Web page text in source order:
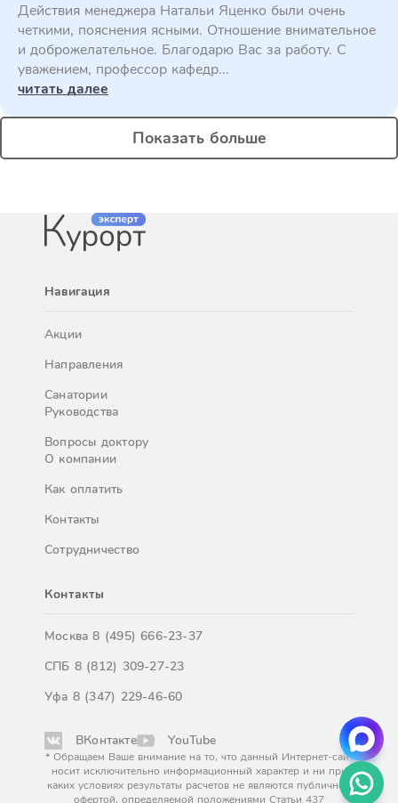
Действия менеджера Натальи Яценко были очень
четкими, пояснения ясными. Отношение внимательное
и доброжелательное. Благодарю Вас за работу. С
уважением, профессор кафедр...
читать далее
Показать больше
Навигация
Акции
Направления
Санатории
Руководства
Вопросы доктору
О компании
Как оплатить
Контакты
Сотрудничество
Контакты
Москва8 (495) 666-23-37
СПБ 8 (812) 309-27-23
Уфа 8 (347) 229-46-60
ВКонтакте YouTube
* Обращаем Ваше внимание на то, что данный Интернет-сайт
носит исключительно информационный характер и ни при
каких условиях результаты расчетов не являются публичной
офертой, определяемой положениями Статьи 437